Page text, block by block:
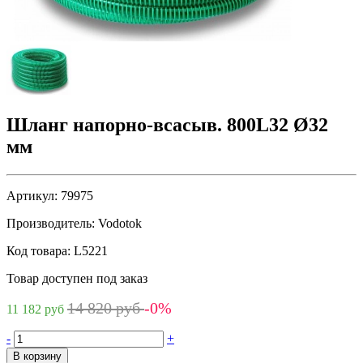
Шланг напорно-всасыв. 800L32 Ø32
мм
Артикул: 79975
Производитель: Vodotok
Код товара: L5221
Товар доступен под заказ
11 182 руб 14 820 руб-0%
- +
В корзину